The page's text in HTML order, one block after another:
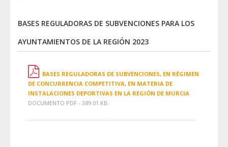
BASES REGULADORAS DE SUBVENCIONES PARA LOS
AYUNTAMIENTOS DE LA REGIÓN 2023
BASES REGULADORAS DE SUBVENCIONES, EN RÉGIMEN
DE CONCURRENCIA COMPETITIVA, EN MATERIA DE
INSTALACIONES DEPORTIVAS EN LA REGIÓN DE MURCIA
DOCUMENTO PDF - 389.01 KB